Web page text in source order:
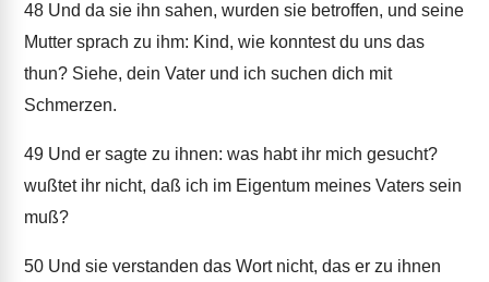
48 Und da sie ihn sahen, wurden sie betroffen, und seine
Mutter sprach zu ihm: Kind, wie konntest du uns das
thun? Siehe, dein Vater und ich suchen dich mit
Schmerzen.
49 Und er sagte zu ihnen: was habt ihr mich gesucht?
wußtet ihr nicht, daß ich im Eigentum meines Vaters sein
muß?
50 Und sie verstanden das Wort nicht, das er zu ihnen